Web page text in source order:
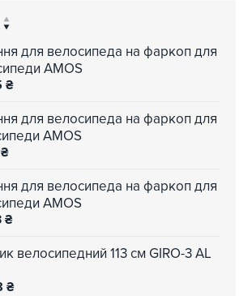
для велосипеда на фаркоп для
AMOS
₴
для велосипеда на фаркоп для
AMOS
₴
для велосипеда на фаркоп для
AMOS
₴
велосипедний 113 см GIRO-3 AL
₴